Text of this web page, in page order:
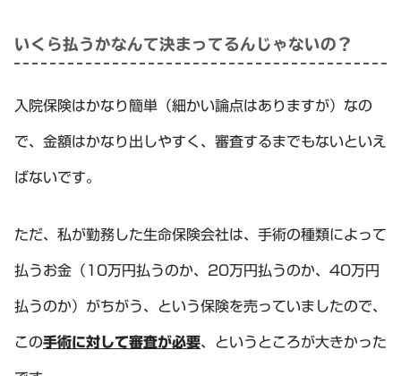
いくら払うかなんて決まってるんじゃないの？
入院保険はかなり簡単（細かい論点はありますが）なの
で、金額はかなり出しやすく、審査するまでもないといえ
ばないです。
ただ、私が勤務した生命保険会社は、手術の種類によって
払うお金（10万円払うのか、20万円払うのか、40万円
払うのか）がちがう、という保険を売っていましたので、
この手術に対して審査が必要、というところが大きかった